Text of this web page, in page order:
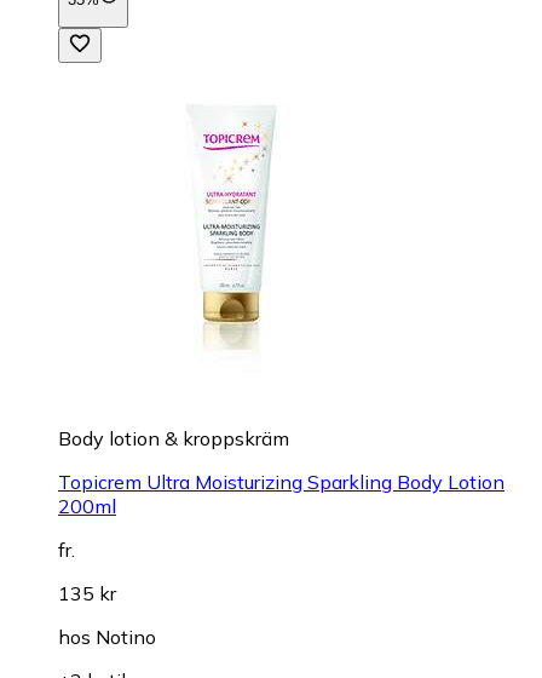
Body lotion & kroppskräm
Topicrem Ultra Moisturizing Sparkling Body Lotion
200ml
fr.
135 kr
hos Notino